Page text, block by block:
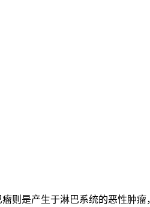
是产生于淋巴系统的恶性肿瘤